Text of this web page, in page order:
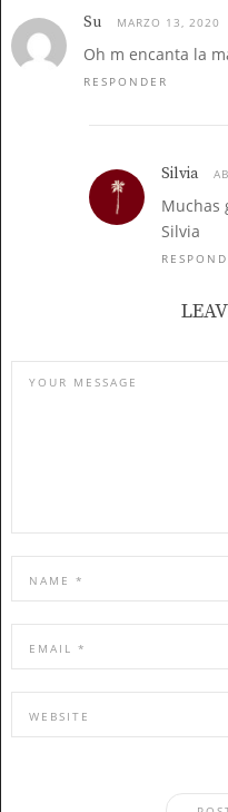
Su MARZO 13, 2020
Oh m encanta la
RESPONDER
Silvia
Muchas
Silvia